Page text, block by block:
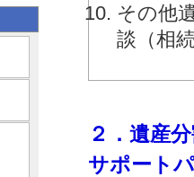
その他
談（相
２．遺産
サポート